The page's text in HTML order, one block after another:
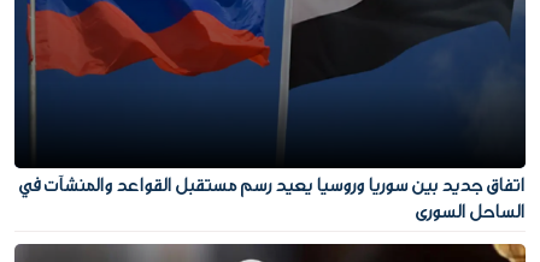
اتفاق جديد بين سوريا وروسيا يعيد رسم مستقبل القواعد والمنشآت في
الساحل السوري